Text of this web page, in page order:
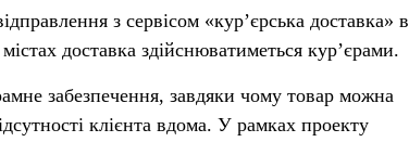
з сервісом «кур’єрська доставка» в
доставка здійснюватиметься кур’єрами.
забезпечення, завдяки чому товар можна
клієнта вдома. У рамках проекту